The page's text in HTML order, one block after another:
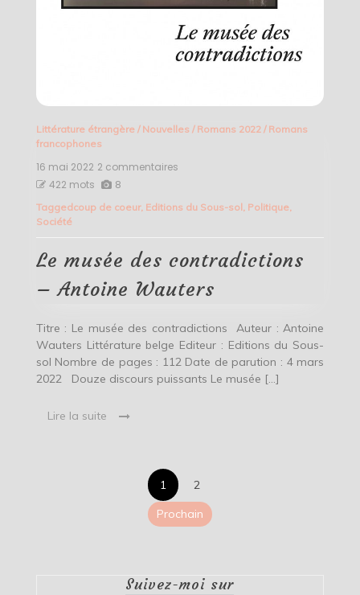
Littérature étrangère/ Nouvelles / Romans 2022/ Romans
francophones
16 mai 2022 2 commentaires
des
Antoine
Wauters
422 mots 8
Taggedcoup de coeur, Editions du Sous-sol, Politique,
Société
Le musée des contradictions
– Antoine Wauters
Titre : Le musée des contradictions Auteur : Antoine
Wauters Littérature belge Editeur : Editions du Sous-
sol Nombre de pages : 112 Date de parution : 4 mars
2022 Douze discours puissants Le musée […]
Lire la suite
Pagination
des
1
2
Prochain
Suivez-moi sur